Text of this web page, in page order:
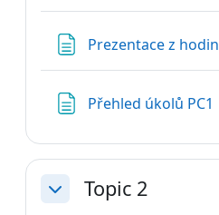
Prezentace z hodin
Přehled úkolů PC1
Sbalit Topic 2